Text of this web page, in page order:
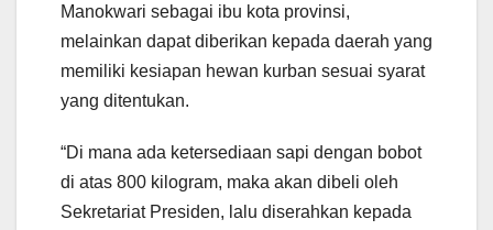
Manokwari sebagai ibu kota provinsi,
melainkan dapat diberikan kepada daerah yang
memiliki kesiapan hewan kurban sesuai syarat
yang ditentukan.
“Di mana ada ketersediaan sapi dengan bobot
di atas 800 kilogram, maka akan dibeli oleh
Sekretariat Presiden, lalu diserahkan kepada